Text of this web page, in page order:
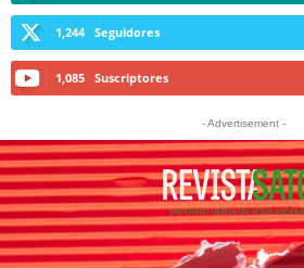
1,244 Seguidores
1,085 Suscriptores
- Advertisement -